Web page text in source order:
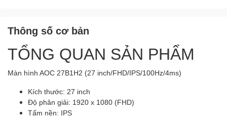
Thông số cơ bản
TỔNG QUAN SẢN PHẨM
Màn hình AOC 27B1H2 (27 inch/FHD/IPS/100Hz/4ms)
Kích thước: 27 inch
Độ phân giải: 1920 x 1080 (FHD)
Tấm nền: IPS